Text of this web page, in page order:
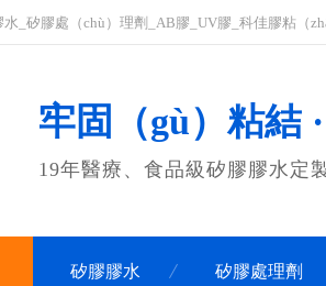
水_矽膠處（chù）理劑_AB膠_UV膠_科佳膠粘（
牢固（gù）粘結
19年醫療、食品級矽膠膠水定
矽膠膠水 矽膠處理劑